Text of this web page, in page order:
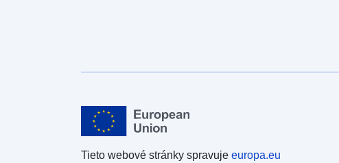
Tieto webové stránky spravuje europa.eu